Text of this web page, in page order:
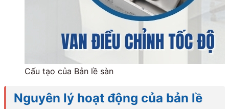
Cấu tạo của Bản lề sàn
Nguyên lý hoạt động của bản lề